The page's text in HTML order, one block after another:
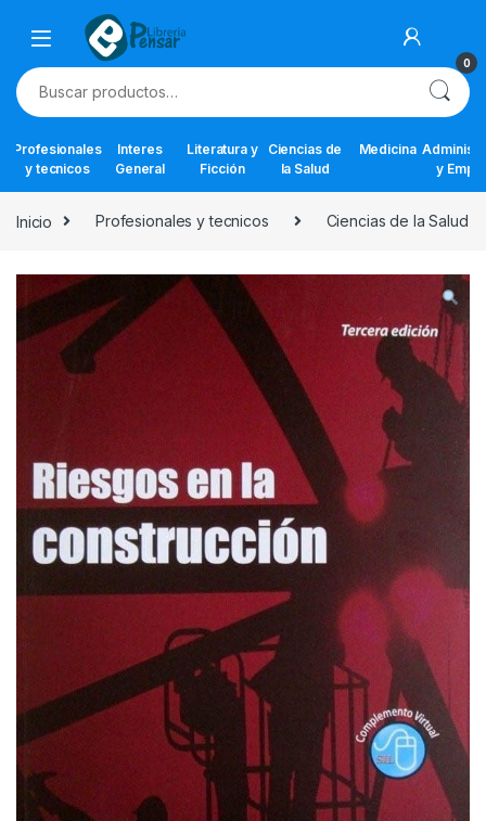
Skip to navigation
Skip to content
0
Buscar por:
Profesionales
y tecnicos
Interes
General
Literatura y
Ficción
Ciencias de
la Salud
Medicina
y
Inicio Profesionales y tecnicos Ciencias de la Salud